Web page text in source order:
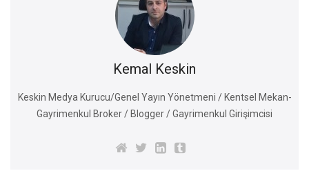
Kemal Keskin
Keskin Medya Kurucu/Genel Yayın Yönetmeni / Kentsel Mekan-
Gayrimenkul Broker / Blogger / Gayrimenkul Girişimcisi